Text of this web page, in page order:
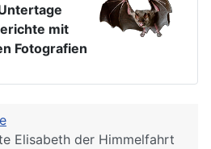
mit
Fotografien
Elisabeth der Himmelfahrt